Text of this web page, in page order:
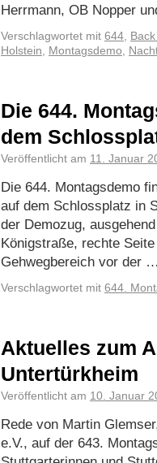
Herrmann, OB Nopper
Verschlagwortet mit 644,
Holstein, Montagsdemo,
Die 644.
dem
Veröffentlicht am 11. Januar
Die 644. Montagsdemo
auf dem Schlossplatz in
der Demozug,
Königstraße, rechte
Gehwegbereich vor der
Verschlagwortet mit 644.
Aktuelles zum
Untertürkheim
Veröffentlicht am 10. Januar
Rede von Martin
e.V., auf der 643.